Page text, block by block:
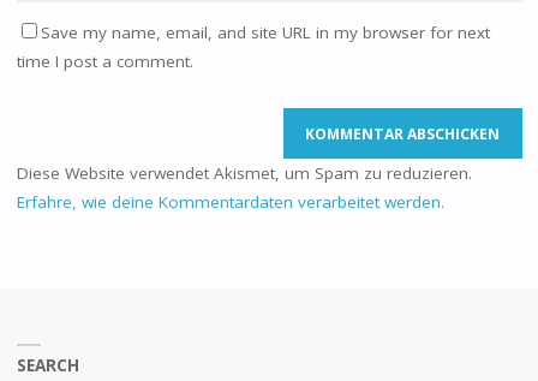
Save my name, email, and site URL in my browser for next
time I post a comment.
Diese Website verwendet Akismet, um Spam zu reduzieren.
Erfahre, wie deine Kommentardaten verarbeitet werden.
SEARCH